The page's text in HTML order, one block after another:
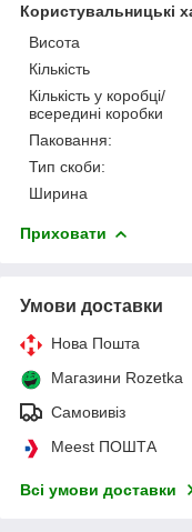
Користувальницькі
Висота
Кількість
Кількість у коробці/
всередині коробки
Паковання:
Тип скоби:
Ширина
Приховати
Умови доставки
Нова Пошта
Магазини Rozetka
Самовивіз
Meest ПОШТА
Всі умови доставки